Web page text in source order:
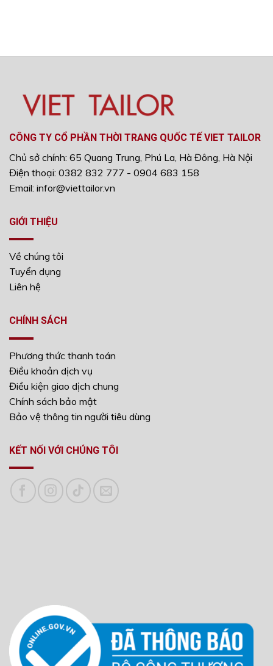
CÔNG TY CỔ PHẦN THỜI TRANG QUỐC TẾ VIET TAILOR
Chủ sở chính: 65 Quang Trung, Phú La, Hà Đông, Hà Nội
Điện thoại: 0382 832 777 - 0904 683 158
Email: infor@viettailor.vn
GIỚI THIỆU
Về chúng tôi
Tuyển dụng
Liên hệ
CHÍNH SÁCH
Phương thức thanh toán
Điều khoản dịch vụ
Điều kiện giao dịch chung
Chính sách bảo mật
Bảo vệ thông tin người tiêu dùng
KẾT NỐI VỚI CHÚNG TÔI